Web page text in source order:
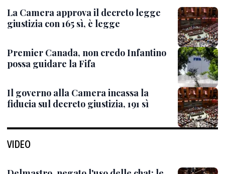
La Camera approva il decreto legge
giustizia con 165 sì, è legge
Premier Canada, non credo Infantino
possa guidare la Fifa
Il governo alla Camera incassa la
fiducia sul decreto giustizia, 191 sì
VIDEO